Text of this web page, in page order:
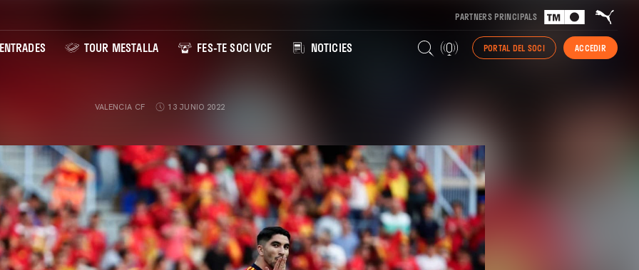
PARTNERS PRINCIPALS
ENTRADES TOUR MESTALLA FES-TE SOCI VCF NOTICIES PORTAL DEL SOCI ACCEDIR
VALENCIA CF 13 JUNIO 2022